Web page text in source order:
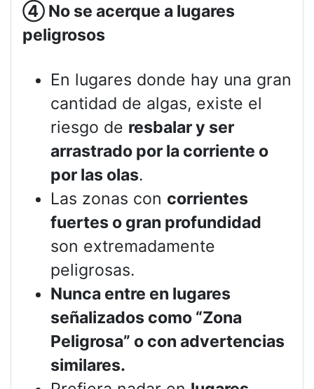
④ No se acerque a lugares
peligrosos
En lugares donde hay una gran
cantidad de algas, existe el
riesgo de resbalar y ser
arrastrado por la corriente o
por las olas.
Las zonas con corrientes
fuertes o gran profundidad
son extremadamente
peligrosas.
Nunca entre en lugares
señalizados como “Zona
Peligrosa” o con advertencias
similares.